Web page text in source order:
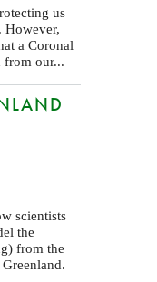
us
However,
a Coronal
from our...
scientists
the
from the